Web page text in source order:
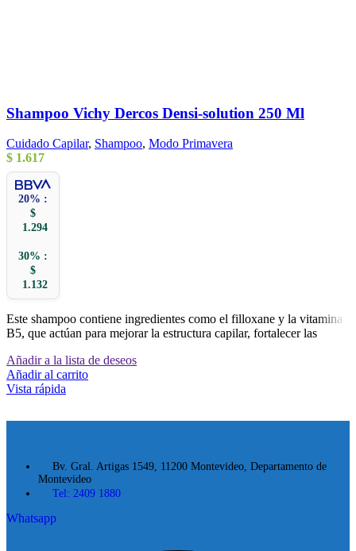
Shampoo Vichy Dercos Densi-solution 250 Ml
Cuidado Capilar, Shampoo, Modo Primavera
$ 1.617
20% :
$
1.294
30% :
$
1.132
Este shampoo contiene ingredientes como el filloxane y la vitamina
B5, que actúan para mejorar la estructura capilar, fortalecer las
Añadir a la lista de deseos
Añadir al carrito
Vista rápida
Bv. Gral. Artigas 1549, 11200 Montevideo, Departamento de
Montevideo
Tel: 2409 1880
Whatsapp